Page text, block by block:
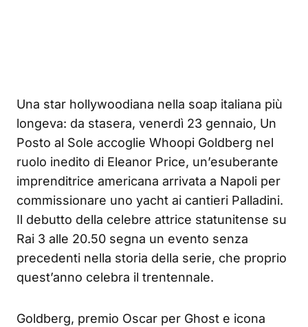
Una star hollywoodiana nella soap italiana più
longeva: da stasera, venerdì 23 gennaio, Un
Posto al Sole accoglie Whoopi Goldberg nel
ruolo inedito di Eleanor Price, un’esuberante
imprenditrice americana arrivata a Napoli per
commissionare uno yacht ai cantieri Palladini.
Il debutto della celebre attrice statunitense su
Rai 3 alle 20.50 segna un evento senza
precedenti nella storia della serie, che proprio
quest’anno celebra il trentennale.
Goldberg, premio Oscar per Ghost e icona